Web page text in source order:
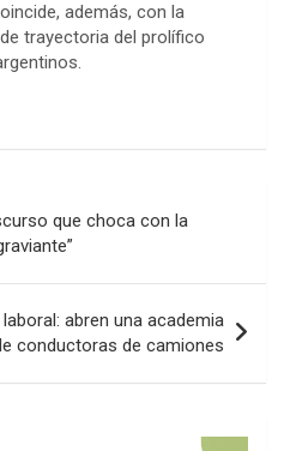
además, con la
trayectoria del prolífico
que choca con la
abren una academia
conductoras de camiones